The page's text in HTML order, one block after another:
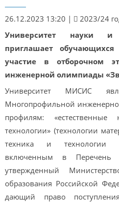
26.12.2023 13:20 |
2023/24
Университет науки
приглашает
участие в отборочном
инженерной олимпиады
Университет МИСИС
Многопрофильной
профилям:
технологии» (технологии
техника и технологии
включенным в Перечень
утвержденный
образования Российской
дающий право